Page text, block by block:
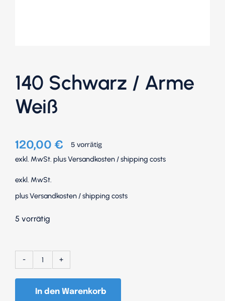
140 Schwarz / Arme
Weiß
120,00€ 5 vorrätig
exkl. MwSt. plusVersandkosten /shipping costs
exkl. MwSt.
plusVersandkosten /shipping costs
5 vorrätig
Schwarz
/
In den Warenkorb